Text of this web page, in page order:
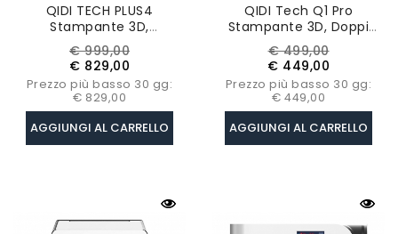
QIDI TECH PLUS4
Stampante 3D,
Telecamera 1080P,
305*305*280 Mm, Ugello
Composito Multimetallo
Prezzo
base
€ 999,00Prezzo
€ 829,00
Prezzo più basso 30 gg:
€ 829,00
AGGIUNGI AL CARRELLO
QIDI Tech Q1 Pro
Stampante 3D, Doppi
Motori Z, Riscaldamento
Della Camera A 60℃,
Stampa A 350°C, Hot-
End Trimetallico
Prezzo
base
€ 499,00Prezzo
€ 449,00
Prezzo più basso 30 gg:
€ 449,00
AGGIUNGI AL CARRELLO